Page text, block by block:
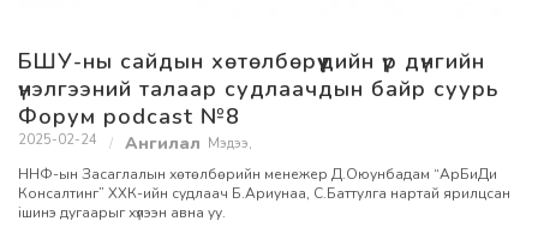
БШУ-ны сайдын хөтөлбөрүүдийн үр дүнгийн
үнэлгээний талаар судлаачдын байр суурь
Форум podcast №8
2025-02-24 Мэдээ,
ННФ-ын Засаглалын хөтөлбөрийн менежер Д.Оюунбадам “АрБиДи
Консалтинг” ХХК-ийн судлаач Б.Ариунаа, С.Баттулга нартай ярилцсан
iшинэ дугаарыг хүлээн авна уу.